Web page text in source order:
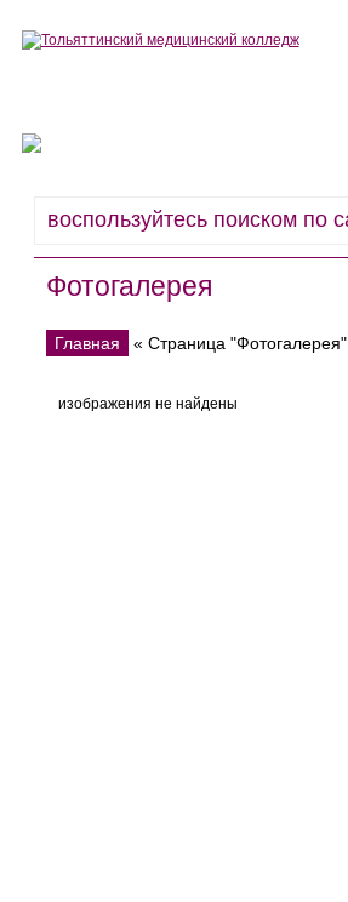
Фотогалерея
Главная « Страница "Фотогалерея"
изображения не найдены